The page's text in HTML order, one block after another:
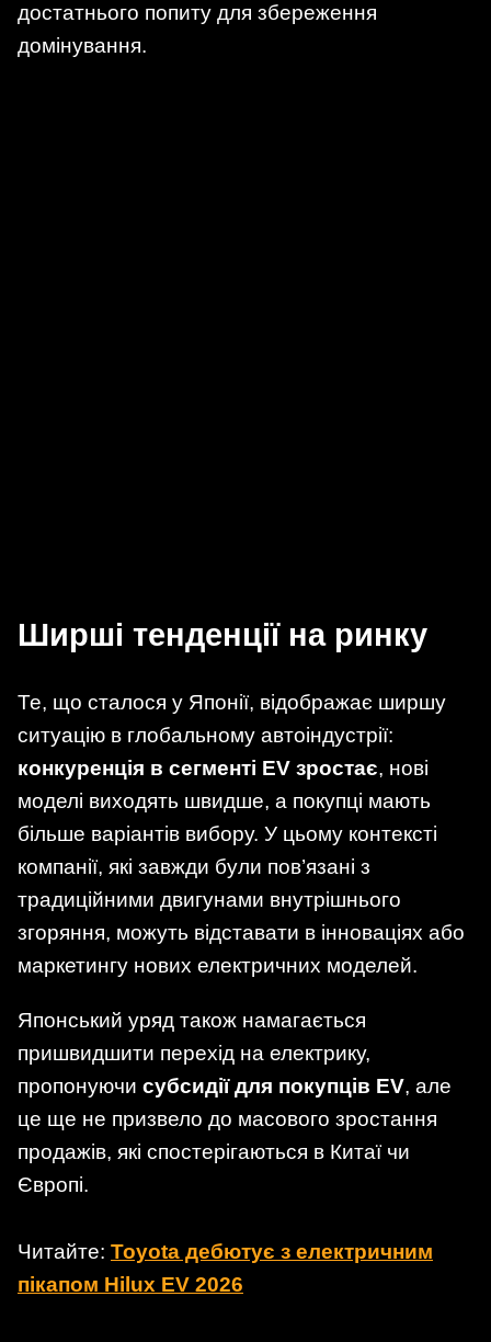
достатнього попиту для збереження
домінування.
Ширші тенденції на ринку
Те, що сталося у Японії, відображає ширшу
ситуацію в глобальному автоіндустрії:
конкуренція в сегменті EV зростає, нові
моделі виходять швидше, а покупці мають
більше варіантів вибору. У цьому контексті
компанії, які завжди були пов’язані з
традиційними двигунами внутрішнього
згоряння, можуть відставати в інноваціях або
маркетингу нових електричних моделей.
Японський уряд також намагається
пришвидшити перехід на електрику,
пропонуючи субсидії для покупців EV, але
це ще не призвело до масового зростання
продажів, які спостерігаються в Китаї чи
Європі.
Читайте: Toyota дебютує з електричним
пікапом Hilux EV 2026